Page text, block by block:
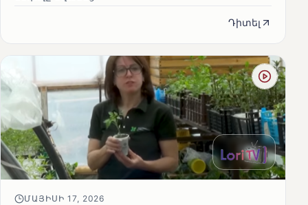
Դիտել
ՄԱՅԻՍԻ 17, 2026